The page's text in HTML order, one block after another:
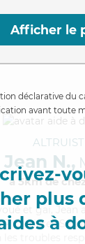
Afficher le
déclarative du
avant toute
plus
à
Jean N.,
à 5km de
et gai, Jean
Carrières